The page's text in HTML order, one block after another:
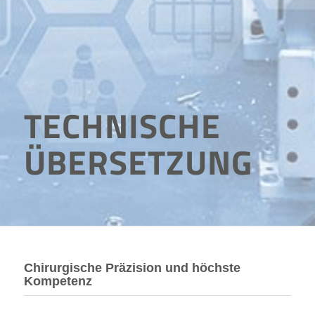
TECHNISCHE
ÜBERSETZUNG
Chirurgische Präzision und höchste
Kompetenz